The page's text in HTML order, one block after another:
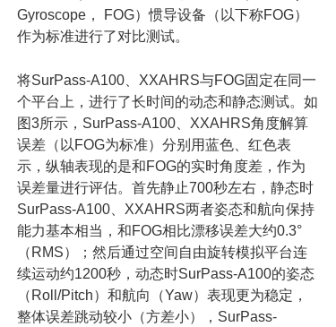
Gyroscope ， FOG）惯导设备（以下称FOG）
作为标准进行了对比测试。
将SurPass-A100、XXAHRS与FOG固定在同一
个平台上，进行了长时间的动态和静态测试。如
图3所示， SurPass-A100、XXAHRS角度解算
误差（以FOG为标准）分别用蓝色、红色表
示，纵轴表现的是和FOG的实时角度差，作为
误差量进行评估。首先静止700秒左右，静态时
SurPass-A100、XXAHRS两者姿态和航向保持
能力基本相当，和FOG相比漂移误差大约0.3°
（ RMS）；然后通过空间自由旋转模拟平台连
续运动约1200秒，动态时SurPass-A100的姿态
（ Roll/Pitch）和航向（Yaw）表现更为稳定，
整体误差跳动较小（方差小）， SurPass-